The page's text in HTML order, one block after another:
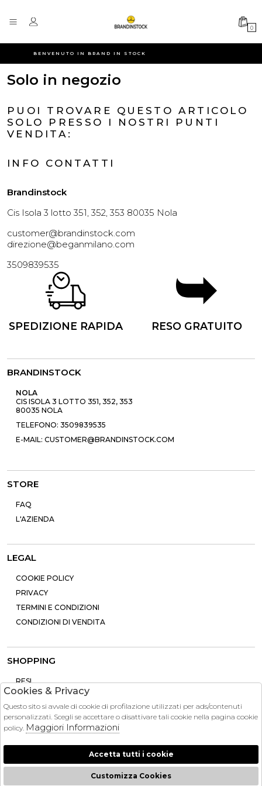
BENVENUTO IN BRAND IN STOCK
0
Solo in negozio
PUOI TROVARE QUESTO ARTICOLO
SOLO PRESSO I NOSTRI PUNTI
VENDITA:
INFO CONTATTI
Brandinstock
Cis Isola 3 lotto 351, 352, 353 80035 Nola
customer@brandinstock.com
direzione@beganmilano.com
3509839535
SPEDIZIONE RAPIDA RESO GRATUITO
BRANDINSTOCK
NOLA
CIS ISOLA 3 LOTTO 351, 352, 353
80035 NOLA
TELEFONO: 3509839535
E-MAIL: CUSTOMER@BRANDINSTOCK.COM
STORE
FAQ
L'AZIENDA
LEGAL
COOKIE POLICY
PRIVACY
TERMINI E CONDIZIONI
CONDIZIONI DI VENDITA
SHOPPING
RESI
PAGAMENTI
CONTATTI
SPEDIZIONE
Cookies & Privacy
Questo sito si avvale di cookie di profilazione utilizzati per ads/contenuti
personalizzati. Scegli se accettare o disattivare tali cookie nella pagina cookie
policy. Maggiori Informazioni
Accetta tutti i cookie
Customizza Cookies